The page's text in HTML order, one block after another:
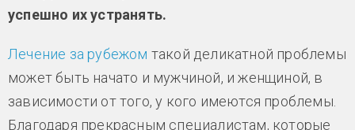
успешно их устранять.
Лечение за рубежом такой деликатной проблемы
может быть начато и мужчиной, и женщиной, в
зависимости от того, у кого имеются проблемы.
Благодаря прекрасным специалистам, которые